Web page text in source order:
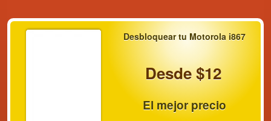
Desbloquear tu Motorola i867
Desde $12
El mejor precio